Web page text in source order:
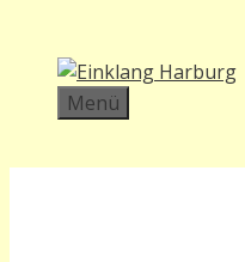
Inhalt
springen
Menü